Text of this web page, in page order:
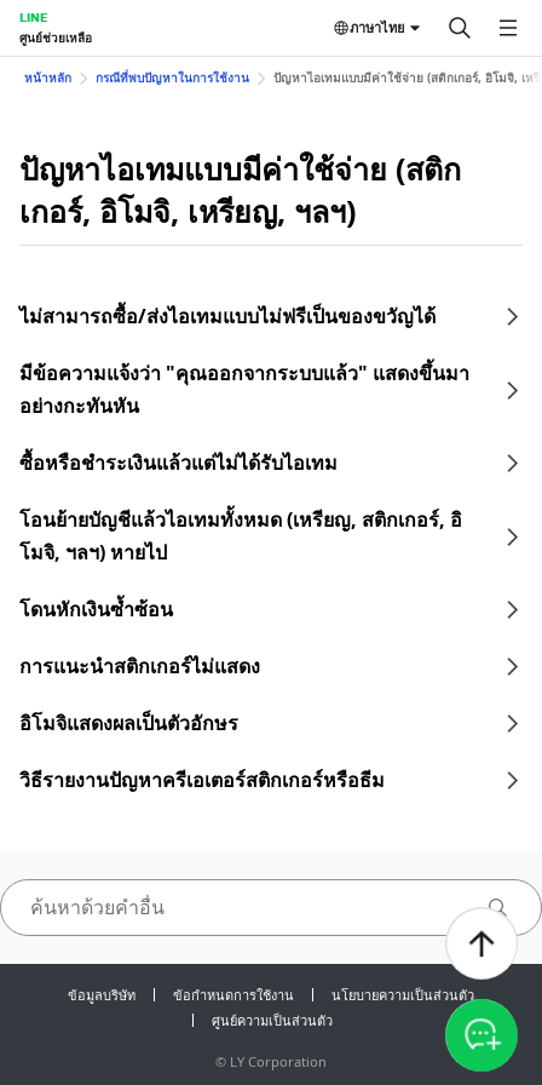
LINE
ศูนย์ช่วยเหลือ
ภาษาไทย
หน้าหลัก กรณีที่พบปัญหาในการใช้งาน ปัญหาไอเทมแบบมีค่าใช้จ่าย (สติกเกอร์, อิโมจิ, เห
ปัญหาไอเทมแบบมีค่าใช้จ่าย (สติก
เกอร์, อิโมจิ, เหรียญ, ฯลฯ)
ไม่สามารถซื้อ/ส่งไอเทมแบบไม่ฟรีเป็นของขวัญได้
มีข้อความแจ้งว่า "คุณออกจากระบบแล้ว" แสดงขึ้นมา
อย่างกะทันหัน
ซื้อหรือชำระเงินแล้วแต่ไม่ได้รับไอเทม
โอนย้ายบัญชีแล้วไอเทมทั้งหมด (เหรียญ, สติกเกอร์, อิ
โมจิ, ฯลฯ) หายไป
โดนหักเงินซ้ำซ้อน
การแนะนำสติกเกอร์ไม่แสดง
อิโมจิแสดงผลเป็นตัวอักษร
วิธีรายงานปัญหาครีเอเตอร์สติกเกอร์หรือธีม
ข้อมูลบริษัท ข้อกำหนดการใช้งาน
นโยบายความเป็นส่วนตัว
ศูนย์ความเป็นส่วนตัว
© LY Corporation